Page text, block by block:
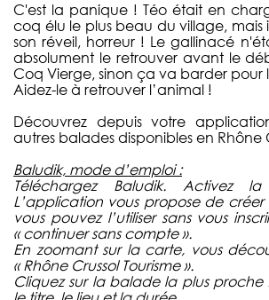
C'est la panique ! Téo était en
coq élu le plus beau du village, mais
son réveil, horreur ! Le gallinacé
absolument le retrouver avant le
Coq Vierge, sinon ça va barder pour
Aidez-le à retrouver l’animal !
Découvrez depuis votre
autres balades disponibles en Rhône
Baludik, mode d’emploi :
Téléchargez Baludik. Activez la
L’application vous propose de
vous pouvez l’utiliser sans vous
« continuer sans compte ».
En zoomant sur la carte, vous
« Rhône Crussol Tourisme ».
Cliquez sur la balade la plus proche